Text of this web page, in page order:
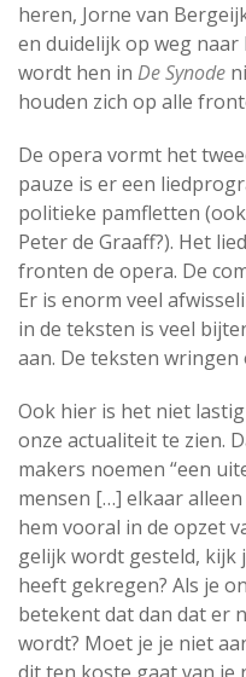
heren, Jorne van
en duidelijk op weg
wordt hen in De Synode
houden zich op alle
De opera vormt het
pauze is er een
politieke pamfletten
Peter de Graaff?). Het
fronten de opera. De
Er is enorm veel
in de teksten is veel
aan. De teksten wringen
Ook hier is het niet
onze actualiteit te zien.
makers noemen “een
mensen […] elkaar
hem vooral in de opzet
gelijk wordt gesteld, kijk
heeft gekregen? Als je
betekent dat dan dat er
wordt? Moet je je niet